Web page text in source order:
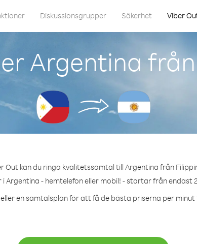
Diskussionsgrupper Säkerhet Viber
Argentina
Out kan du ringa kvalitetssamtal till Argentina från
i Argentina - hemtelefon eller mobil! - startar från endast
en samtalsplan för att få de bästa priserna per minut